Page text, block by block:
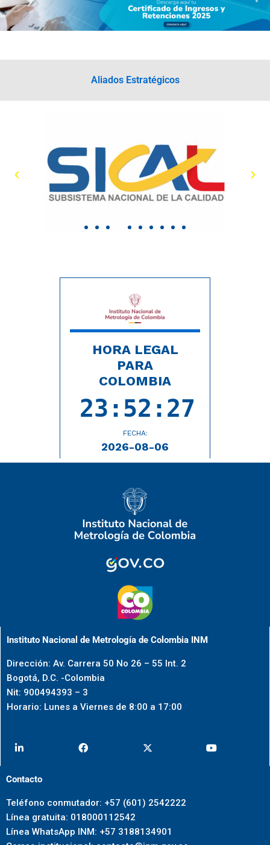
Aliados Estratégicos
Instituto Nacional de Metrología de Colombia INM
Dirección: Av. Carrera 50 No 26 – 55 Int. 2
Bogotá, D.C. -Colombia
Nit: 900494393 – 3
Horario: Lunes a Viernes de 8:00 a 17:00
Contacto
Teléfono conmutador: +57 (601) 2542222
Línea gratuita: 018000112542
Línea WhatsApp INM: +57 3188134901